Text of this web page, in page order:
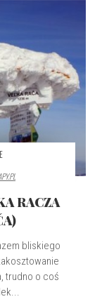
RACZA
bliskiego
trudno o coś